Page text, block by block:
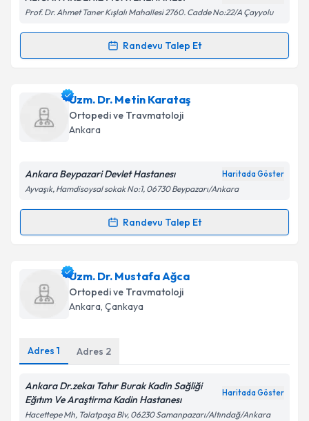
Kişisel verilerimin işlenmesine ilişkinAydınlatma
kapsamda işlenmesini kabul ediyorum.
Prof. Dr. Ahmet Taner Kışlalı Mahallesi 2760. Cadde No:22/A Çayyolu
Randevu Talep Et
Randevu Takvimi Talebi
Dr. Alican AKDENİZiçin randevu takvimi talebi
oluşturun. Size bu uzmandan randevu almanız için bir
takvim hazırlandığında e-posta ile bilgilendireceğiz.
Kişisel verilerimin işlenmesine ilişkin
Metni'ni okudum ve kişisel verilerimin belirtilen
Takvim Talebini Gönder
Uzm. Dr. Metin Karataş
Ortopedi ve Travmatoloji
Ankara
Ankara Beypazari Devlet Hastanesı Haritada Göster
Ayvaşık, Hamdisoysal sokak No:1, 06730 Beypazarı/Ankara
Randevu Talep Et
Randevu Takvimi Talebi
Uzm. Dr. Metin Karataşiçin randevu takvimi talebi
oluşturun. Size bu uzmandan randevu almanız için bir
takvim hazırlandığında e-posta ile bilgilendireceğiz.
Kişisel verilerimin işlenmesine ilişkin
Aydınlatma
Metni'ni okudum ve kişisel verilerimin belirtilen
Uzm. Dr. Mustafa Ağca
Ortopedi ve Travmatoloji
Ankara, Çankaya
Adres 1 Adres 2
Ankara Dr.zekaı Tahır Burak Kadin Sağliği
Eğıtım Ve Araştirma Kadin Hastanesı
Haritada Göster
Hacettepe Mh, Talatpaşa Blv, 06230 Samanpazarı/Altındağ/Ankara